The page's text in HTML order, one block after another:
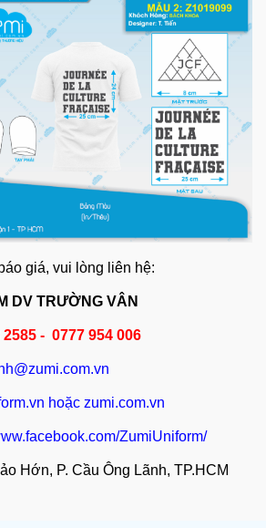
giá, vui lòng liên hệ:
DV TRƯỜNG VÂN
2585 - 0777 954 006
hoặc zumi.com.vn
ZumiUniform/
P. Cầu Ông Lãnh, TP.HCM